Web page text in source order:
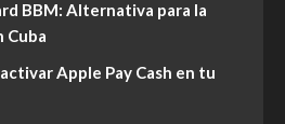
BBM: Alternativa para la
Cuba
Apple Pay Cash en tu